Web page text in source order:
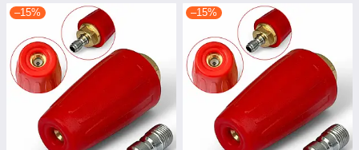
–15% –15%